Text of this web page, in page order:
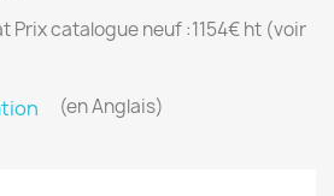
Prix catalogue neuf :1154€ ht (voir
(en Anglais)